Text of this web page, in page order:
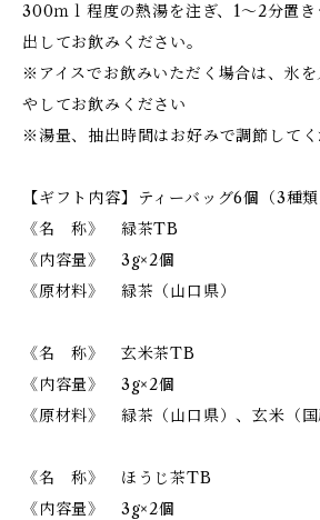
300ｍｌ程度の熱湯を注ぎ、1～2分置き
出してお飲みください。
※アイスでお飲みいただく場合は、氷
やしてお飲みください
※湯量、抽出時間はお好みで調節してく
【ギフト内容】ティーバッグ6個（3種
《名 称》 緑茶TB
《内容量》 3g×2個
《原材料》 緑茶（山口県）
《名 称》 玄米茶TB
《内容量》 3g×2個
《原材料》 緑茶（山口県）、玄米（国
《名 称》 ほうじ茶TB
《内容量》 3g×2個